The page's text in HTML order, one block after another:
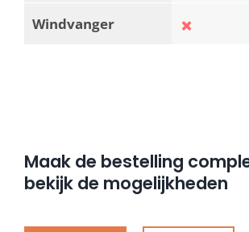
Windvanger
Maak de bestelling
bekijk de mogelijkheden